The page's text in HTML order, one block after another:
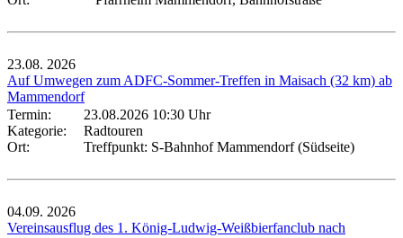
23.08. 2026
Auf Umwegen zum ADFC-Sommer-Treffen in Maisach (32 km) ab
Mammendorf
Termin:
23.08.2026 10:30 Uhr
Kategorie:
Radtouren
Ort:
Treffpunkt: S-Bahnhof Mammendorf (Südseite)
04.09. 2026
Vereinsausflug des 1. König-Ludwig-Weißbierfanclub nach